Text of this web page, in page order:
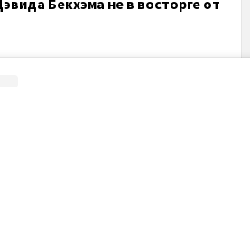
Бекхэма не в восторге от